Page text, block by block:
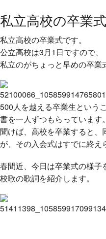
私立高校の卒業式
私立高校の卒業式です。
公立高校は3月1日ですので、
私立のがちょっと早めの卒業
500人を越える卒業生という
書を一人ずつもらっています。
聞けば、高校を卒業すると
が、その入会式はすでに終え
春間近、今日は卒業式の様子
校歌の歌詞を紹介します。